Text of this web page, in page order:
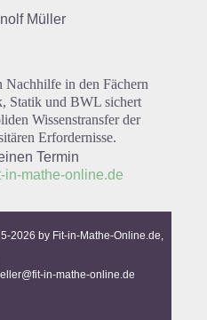
in den Fächern
Statik und BWL sichert
Wissenstransfer der
Erfordernisse.
Termin
in-mathe-online.de
2026 by Fit-in-Mathe-Online.de,
in-mathe-online.de